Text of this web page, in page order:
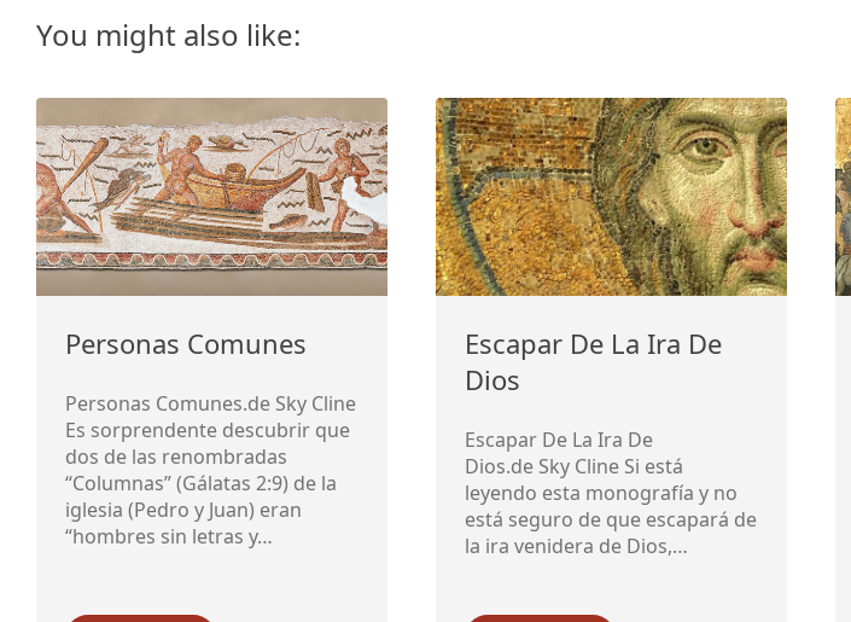
You might also like:
Personas Comunes
Personas Comunes.de Sky Cline
Es sorprendente descubrir que
dos de las renombradas
“Columnas” (Gálatas 2:9) de la
iglesia (Pedro y Juan) eran
“hombres sin letras y…
Escapar De La Ira De
Dios
Escapar De La Ira De
Dios.de Sky Cline Si está
leyendo esta monografía y no
está seguro de que escapará de
la ira venidera de Dios,…